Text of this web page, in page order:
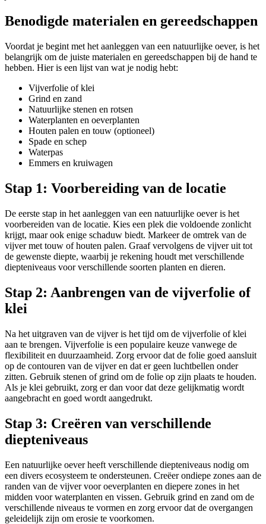
Benodigde materialen en gereedschappen
Voordat je begint met het aanleggen van een natuurlijke oever, is het
belangrijk om de juiste materialen en gereedschappen bij de hand te
hebben. Hier is een lijst van wat je nodig hebt:
Vijverfolie of klei
Grind en zand
Natuurlijke stenen en rotsen
Waterplanten en oeverplanten
Houten palen en touw (optioneel)
Spade en schep
Waterpas
Emmers en kruiwagen
Stap 1: Voorbereiding van de locatie
De eerste stap in het aanleggen van een natuurlijke oever is het
voorbereiden van de locatie. Kies een plek die voldoende zonlicht
krijgt, maar ook enige schaduw biedt. Markeer de omtrek van de
vijver met touw of houten palen. Graaf vervolgens de vijver uit tot
de gewenste diepte, waarbij je rekening houdt met verschillende
diepteniveaus voor verschillende soorten planten en dieren.
Stap 2: Aanbrengen van de vijverfolie of
klei
Na het uitgraven van de vijver is het tijd om de vijverfolie of klei
aan te brengen. Vijverfolie is een populaire keuze vanwege de
flexibiliteit en duurzaamheid. Zorg ervoor dat de folie goed aansluit
op de contouren van de vijver en dat er geen luchtbellen onder
zitten. Gebruik stenen of grind om de folie op zijn plaats te houden.
Als je klei gebruikt, zorg er dan voor dat deze gelijkmatig wordt
aangebracht en goed wordt aangedrukt.
Stap 3: Creëren van verschillende
diepteniveaus
Een natuurlijke oever heeft verschillende diepteniveaus nodig om
een divers ecosysteem te ondersteunen. Creëer ondiepe zones aan de
randen van de vijver voor oeverplanten en diepere zones in het
midden voor waterplanten en vissen. Gebruik grind en zand om de
verschillende niveaus te vormen en zorg ervoor dat de overgangen
geleidelijk zijn om erosie te voorkomen.